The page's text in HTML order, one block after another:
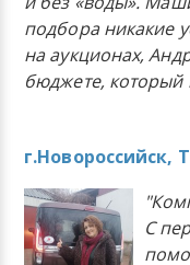
подбора никакие
на аукционах,
бюджете,
г.Новороссийск,
С